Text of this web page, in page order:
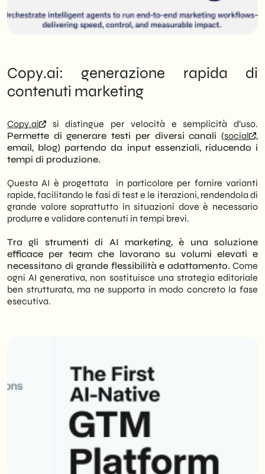
Copy.ai: generazione rapida di
contenuti marketing
Copy.ai
si distingue per velocità e semplicità d’uso.
Permette di generare testi per diversi canali (social
,
email, blog) partendo da input essenziali, riducendo i
tempi di produzione.
Questa AI è progettata in particolare per fornire varianti
rapide, facilitando le fasi di test e le iterazioni, rendendola di
grande valore soprattutto in situazioni dove è necessario
produrre e validare contenuti in tempi brevi.
Tra gli strumenti di AI marketing, è una soluzione
efficace per team che lavorano su volumi elevati e
necessitano di grande flessibilità e adattamento. Come
ogni AI generativa, non sostituisce una strategia editoriale
ben strutturata, ma ne supporta in modo concreto la fase
esecutiva.